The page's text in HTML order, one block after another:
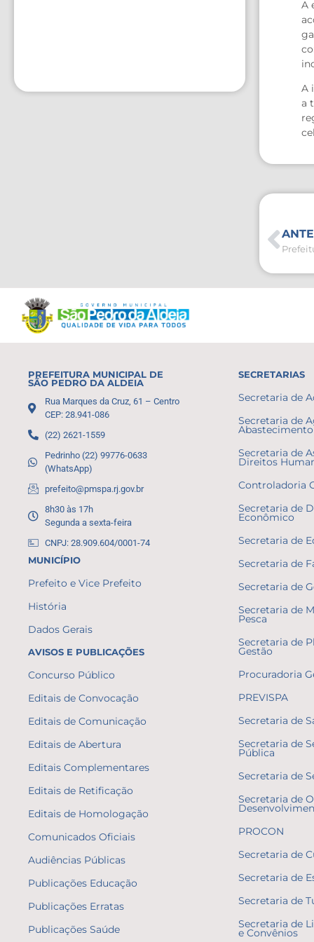
A
A
a
PREFEITURA MUNICIPAL DE
SÃO PEDRO DA ALDEIA
Rua Marques da Cruz, 61 – Centro
CEP: 28.941-086
(22) 2621-1559
Pedrinho (22) 99776-0633
(WhatsApp)
prefeito@pmspa.rj.gov.br
8h30 às 17h
Segunda a sexta-feira
CNPJ: 28.909.604/0001-74
MUNICÍPIO
Prefeito e Vice Prefeito
História
Dados Gerais
AVISOS E PUBLICAÇÕES
Concurso Público
Editais de Convocação
Editais de Comunicação
Editais de Abertura
Editais Complementares
Editais de Retificação
Editais de Homologação
Comunicados Oficiais
Audiências Públicas
Publicações Educação
Publicações Erratas
Publicações Saúde
SECRETARIAS
Secretaria de
Secretaria de
Abastecimento
Secretaria de
Direitos
Controladoria
Secretaria de
Econômico
Secretaria de
Secretaria de
Secretaria de
Secretaria de
Pesca
Secretaria de
Gestão
Procuradoria
PREVISPA
Secretaria de
Secretaria de
Pública
Secretaria de
Secretaria de
PROCON
Secretaria de
Secretaria de
Secretaria de
Secretaria de
e Convênios